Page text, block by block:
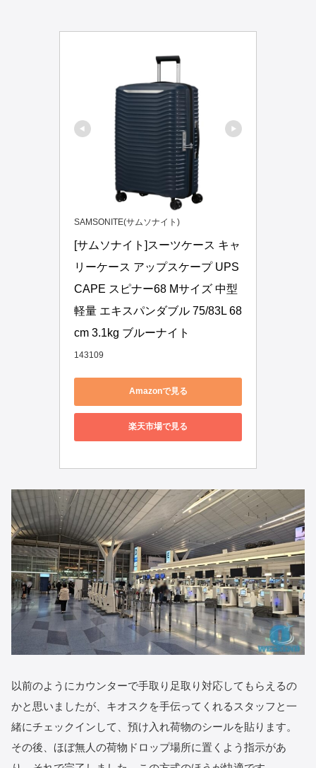
SAMSONITE(サムソナイト)
[サムソナイト]スーツケース キャ
リーケース アップスケープ UPS
CAPE スピナー68 Mサイズ 中型
軽量 エキスパンダブル 75/83L 68
cm 3.1kg ブルーナイト
143109
Amazonで見る
楽天市場で見る
以前のようにカウンターで手取り足取り対応してもらえるの
かと思いましたが、キオスクを手伝ってくれるスタッフと一
緒にチェックインして、預け入れ荷物のシールを貼ります。
その後、ほぼ無人の荷物ドロップ場所に置くよう指示があ